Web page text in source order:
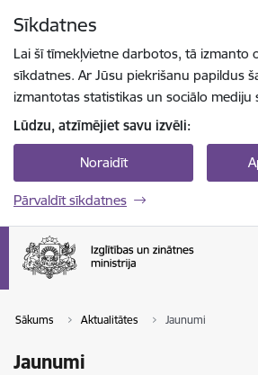
Sīkdatnes
Lai šī tīmekļvietne darbotos, tā izmanto
sīkdatnes. Ar Jūsu piekrišanu papildus
izmantotas statistikas un sociālo mediju
Lūdzu, atzīmējiet savu izvēli:
Noraidīt
Pārvaldīt sīkdatnes
Sākums Aktualitātes Jaunumi
Jaunumi